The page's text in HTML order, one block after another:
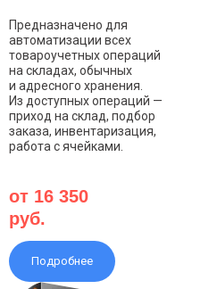
Предназначено для
автоматизации всех
товароучетных операций
на складах, обычных
и адресного хранения.
Из доступных операций —
приход на склад, подбор
заказа, инвентаризация,
работа с ячейками.
от 16 350
руб.
Подробнее